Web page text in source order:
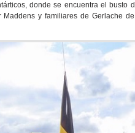
donde se encuentra el busto
y familiares de Gerlache